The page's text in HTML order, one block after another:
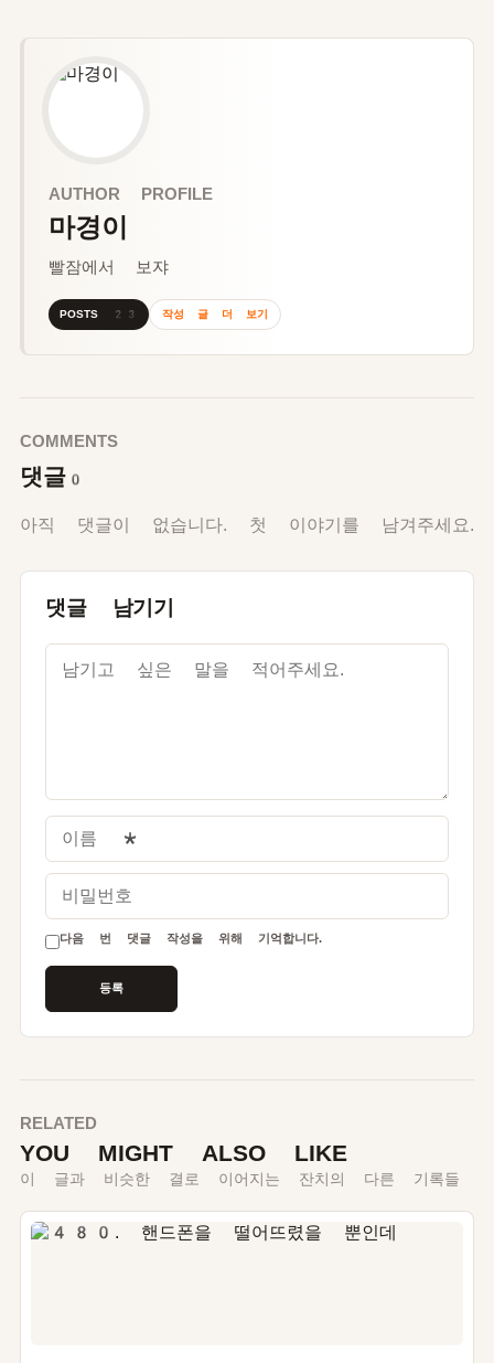
AUTHOR PROFILE
마경이
빨잠에서 보쟈
POSTS 23 작성 글 더 보기
COMMENTS
댓글 0
아직 댓글이 없습니다. 첫 이야기를 남겨주세요.
댓글 남기기
이름
비밀번호
다음 번 댓글 작성을 위해 기억합니다.
RELATED
YOU MIGHT ALSO LIKE
이 글과 비슷한 결로 이어지는 잔치의 다른 기록들